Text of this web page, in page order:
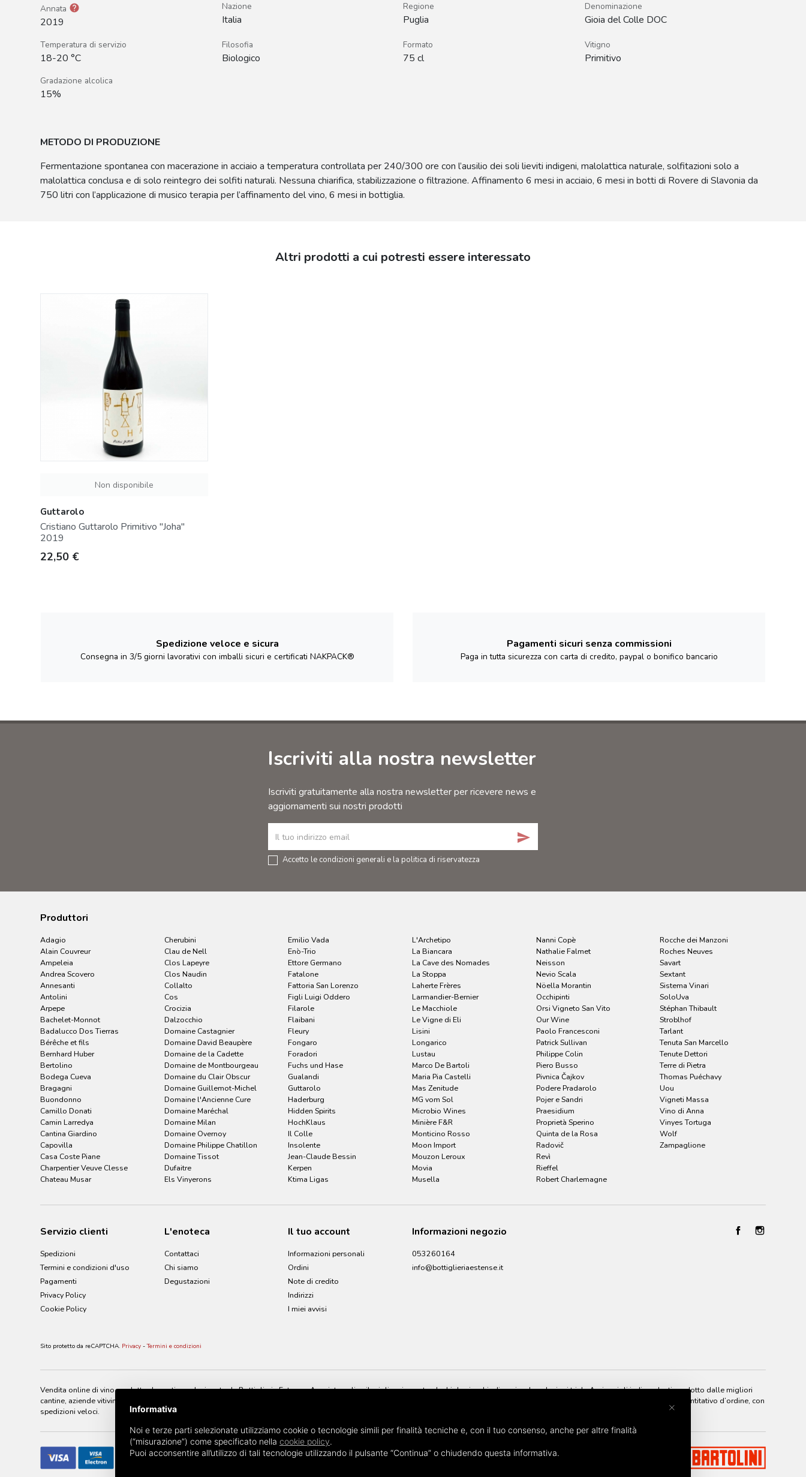
Annata help
2019
Nazione
Italia
Regione
Puglia
Denominazione
Gioia del Colle DOC
Temperatura di servizio
18-20 °C
Filosofia
Biologico
Formato
75 cl
Vitigno
Primitivo
Gradazione alcolica
15%
METODO DI PRODUZIONE
Fermentazione spontanea con macerazione in acciaio a temperatura controllata per 240/300 ore con l’ausilio dei soli lieviti indigeni, malolattica naturale, solfitazioni solo a
malolattica conclusa e di solo reintegro dei solfiti naturali. Nessuna chiarifica, stabilizzazione o filtrazione. Affinamento 6 mesi in acciaio, 6 mesi in botti di Rovere di Slavonia da
750 litri con l’applicazione di musico terapia per l’affinamento del vino, 6 mesi in bottiglia.
Altri prodotti a cui potresti essere interessato
Non disponibile
Guttarolo
Cristiano Guttarolo Primitivo "Joha"
2019
Prezzo
22,50 €
Spedizione veloce e sicura
Consegna in 3/5 giorni lavorativi con imballi sicuri e certificati NAKPACK®
Pagamenti sicuri senza commissioni
Paga in tutta sicurezza con carta di credito, paypal o bonifico bancario
Iscriviti alla nostra newsletter
Iscriviti gratuitamente alla nostra newsletter per ricevere news e
aggiornamenti sui nostri prodotti
send
Accetto le condizioni generali e la politica di riservatezza
Produttori
Adagio
Alain Couvreur
Ampeleia
Andrea Scovero
Annesanti
Antolini
Arpepe
Bachelet-Monnot
Badalucco Dos Tierras
Bérêche et fils
Bernhard Huber
Bertolino
Bodega Cueva
Bragagni
Buondonno
Camillo Donati
Camin Larredya
Cantina Giardino
Capovilla
Casa Coste Piane
Charpentier Veuve Clesse
Chateau Musar
Cherubini
Clau de Nell
Clos Lapeyre
Clos Naudin
Collalto
Cos
Crocizia
Dalzocchio
Domaine Castagnier
Domaine David Beaupère
Domaine de la Cadette
Domaine de Montbourgeau
Domaine du Clair Obscur
Domaine Guillemot-Michel
Domaine l'Ancienne Cure
Domaine Maréchal
Domaine Milan
Domaine Overnoy
Domaine Philippe Chatillon
Domaine Tissot
Dufaitre
Els Vinyerons
Emilio Vada
Enò-Trio
Ettore Germano
Fatalone
Fattoria San Lorenzo
Figli Luigi Oddero
Filarole
Flaibani
Fleury
Fongaro
Foradori
Fuchs und Hase
Gualandi
Guttarolo
Haderburg
Hidden Spirits
HochKlaus
Il Colle
Insolente
Jean-Claude Bessin
Kerpen
Ktima Ligas
L'Archetipo
La Biancara
La Cave des Nomades
La Stoppa
Laherte Frères
Larmandier-Bernier
Le Macchiole
Le Vigne di Eli
Lisini
Longarico
Lustau
Marco De Bartoli
Maria Pia Castelli
Mas Zenitude
MG vom Sol
Microbio Wines
Minière F&R
Monticino Rosso
Moon Import
Mouzon Leroux
Movia
Musella
Nanni Copè
Nathalie Falmet
Neisson
Nevio Scala
Nöella Morantin
Occhipinti
Orsi Vigneto San Vito
Our Wine
Paolo Francesconi
Patrick Sullivan
Philippe Colin
Piero Busso
Pivnica Čajkov
Podere Pradarolo
Pojer e Sandri
Praesidium
Proprietà Sperino
Quinta de la Rosa
Radovič
Revì
Rieffel
Robert Charlemagne
Rocche dei Manzoni
Roches Neuves
Savart
Sextant
Sistema Vinari
SoloUva
Stéphan Thibault
Stroblhof
Tarlant
Tenuta San Marcello
Tenute Dettori
Terre di Pietra
Thomas Puéchavy
Uou
Vigneti Massa
Vino di Anna
Vinyes Tortuga
Wolf
Zampaglione
Servizio clienti
Spedizioni
Termini e condizioni d'uso
Pagamenti
Privacy Policy
Cookie Policy
L'enoteca
Contattaci
Chi siamo
Degustazioni
Il tuo account
Informazioni personali
Ordini
Note di credito
Indirizzi
I miei avvisi
Informazioni negozio
053260164
info@bottiglieriaestense.it
Sito protetto da reCAPTCHA. Privacy -Termini e condizioni
Vendita online di vino prodotto da cantine selezionate da Bottiglieria Estense. Acquista online il miglior vino naturale, biologico, biodinamico, le selezioni triple A, vignaioli indipendenti prodotto dalle migliori
cantine, aziende vitivinicole di tutto il mondo. Bottiglieria Estense è lo shop online dove potrai trovare e acquistare i migliori vini naturali in modo semplice e sicuro, senza nessun minimo quantitativo d’ordine, con
spedizioni veloci.
Informativa
Noi e terze parti selezionate utilizziamo cookie o tecnologie simili per finalità tecniche e, con il tuo consenso, anche per altre finalità
(“misurazione”) come specificato nella cookie policy.
Puoi acconsentire all’utilizzo di tali tecnologie utilizzando il pulsante “Continua” o chiudendo questa informativa.
×